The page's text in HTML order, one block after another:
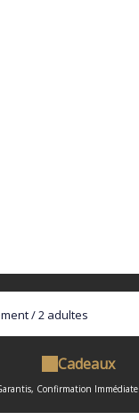
/2 adultes
Cadeaux
Confirmation Immédiate